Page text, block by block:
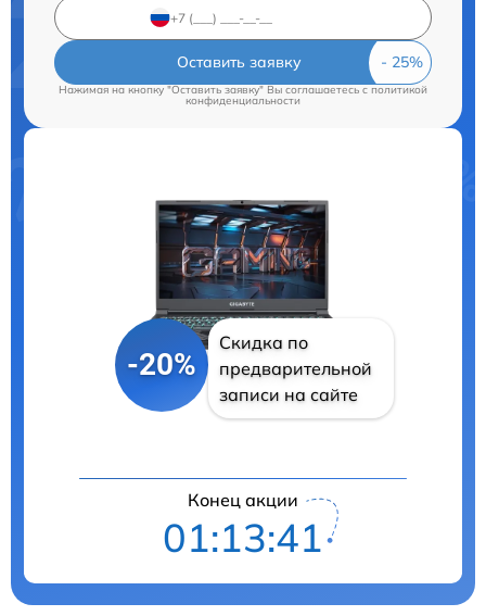
Оставить заявку
Нажимая на кнопку "Оставить заявку" Вы соглашаетесь cполитикой
конфиденциальности
-20%
Скидка по
предварительной
записи на сайте
Конец акции
01:13:40